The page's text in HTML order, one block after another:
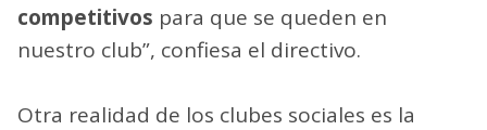
competitivos para que se queden en
nuestro club”, confiesa el directivo.
Otra realidad de los clubes sociales es la